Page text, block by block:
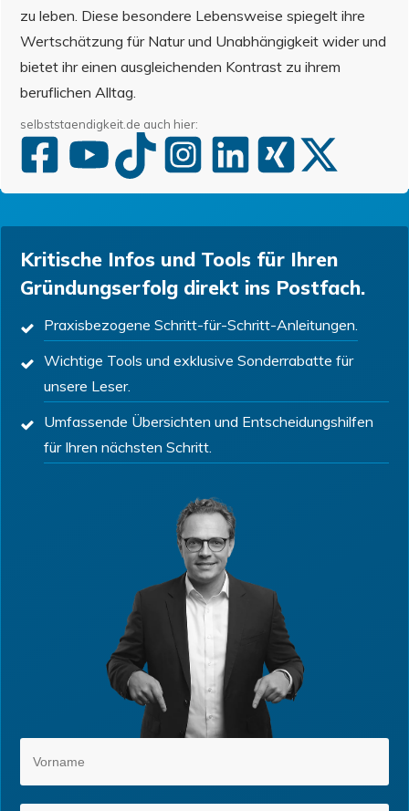
zu leben. Diese besondere Lebensweise spiegelt ihre
Wertschätzung für Natur und Unabhängigkeit wider und
bietet ihr einen ausgleichenden Kontrast zu ihrem
beruflichen Alltag.
selbststaendigkeit.de auch hier:
Kritische Infos und Tools für Ihren
Gründungserfolg direkt ins Postfach.
Praxisbezogene Schritt-für-Schritt-Anleitungen.
Wichtige Tools und exklusive Sonderrabatte für
unsere Leser.
Umfassende Übersichten und Entscheidungshilfen
für Ihren nächsten Schritt.